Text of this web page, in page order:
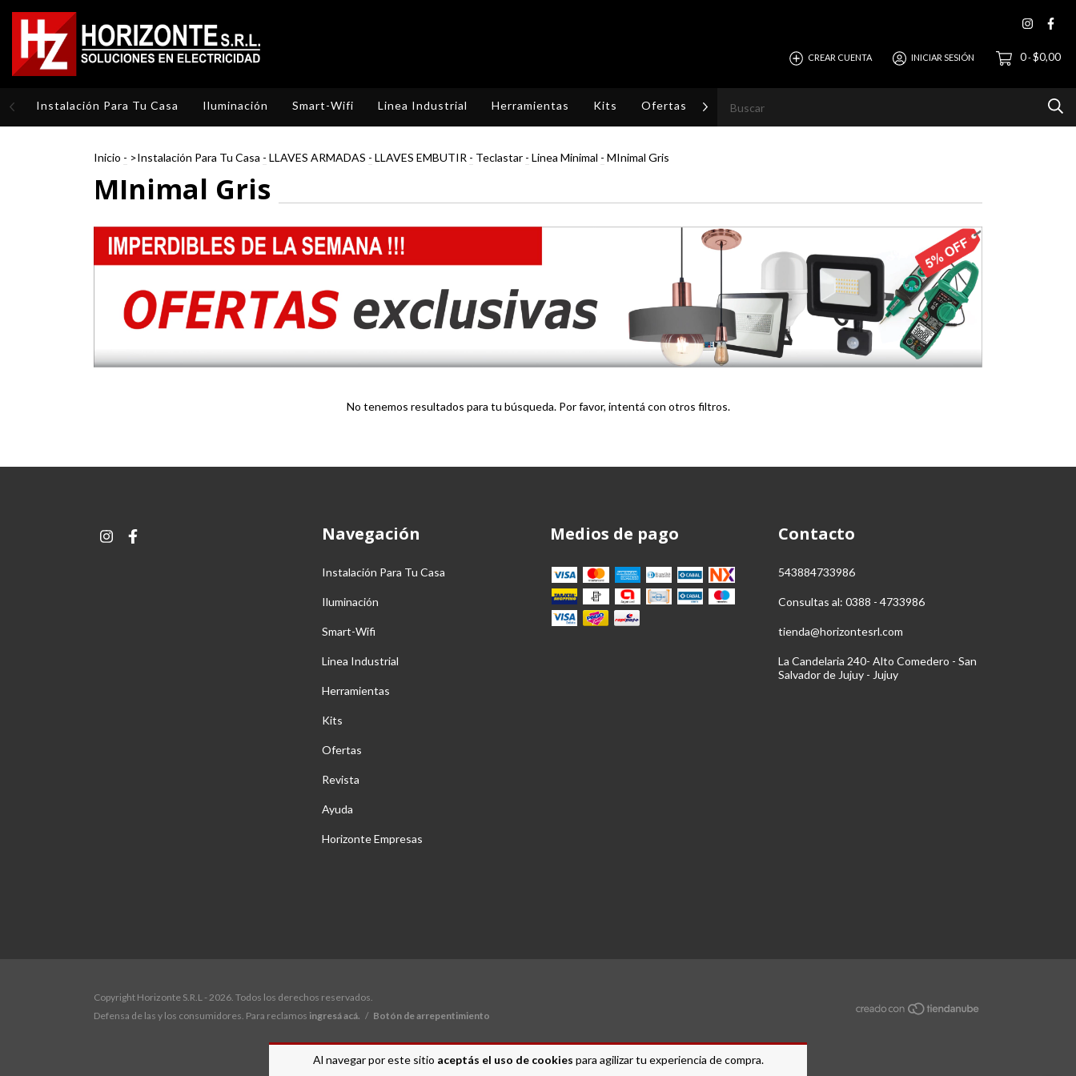
CREAR CUENTA INICIAR SESIÓN 0-$0,00
Instalación Para Tu Casa Iluminación Smart-Wifi Linea Industrial Herramientas Kits Ofertas Revista
Al navegar por este sitio aceptás el uso de cookies para agilizar tu experiencia de compra.
Inicio - >Instalación Para Tu Casa - LLAVES ARMADAS - LLAVES EMBUTIR - Teclastar - Linea Minimal - MInimal Gris
MInimal Gris
No tenemos resultados para tu búsqueda. Por favor, intentá con otros filtros.
Navegación
Instalación Para Tu Casa
Iluminación
Smart-Wifi
Linea Industrial
Herramientas
Kits
Ofertas
Revista
Ayuda
Horizonte Empresas
Medios de pago Contacto
543884733986
Consultas al: 0388 - 4733986
tienda@horizontesrl.com
La Candelaria 240- Alto Comedero - San
Salvador de Jujuy - Jujuy
Copyright Horizonte S.R.L - 2026. Todos los derechos reservados.
Defensa de las y los consumidores. Para reclamos ingresá acá. / Botón de arrepentimiento